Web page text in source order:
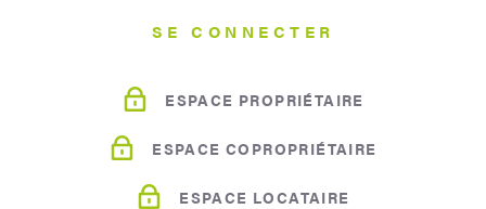
SE CONNECTER
ESPACE PROPRIÉTAIRE
ESPACE COPROPRIÉTAIRE
ESPACE LOCATAIRE